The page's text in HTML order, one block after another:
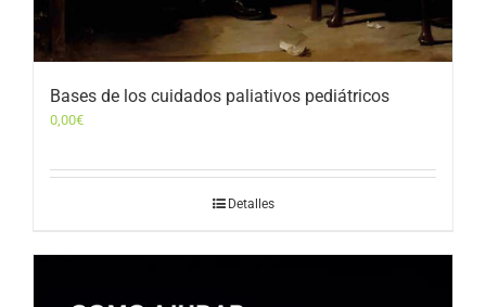
Bases de los cuidados paliativos pediátricos
0,00€
Detalles